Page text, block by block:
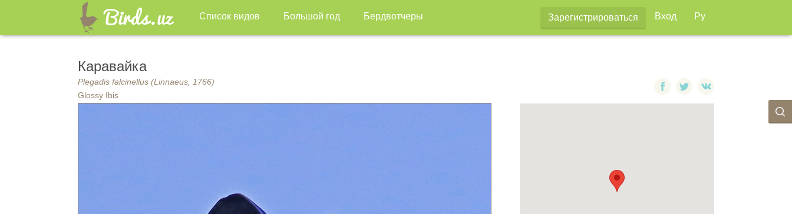
Список видов Большой год Бердвотчеры Зарегистрироваться Вход Ру
Каравайка
Plegadis falcinellus (Linnaeus, 1766)
Glossy Ibis